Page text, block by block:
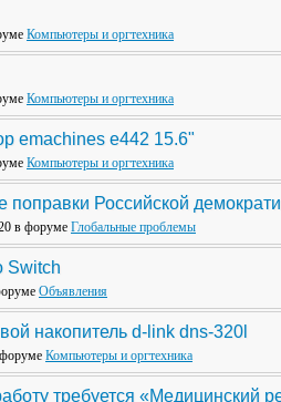
Компьютеры и оргтехника
Компьютеры и оргтехника
emachines e442 15.6"
Компьютеры и оргтехника
поправки Российской
в форуме Глобальные проблемы
Switch
Объявления
накопитель d-link dns-320l
Компьютеры и оргтехника
требуется «Медицинский